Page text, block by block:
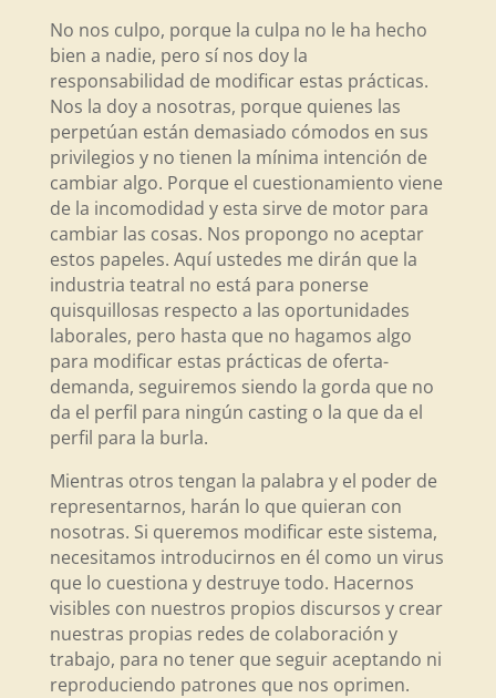
No nos culpo, porque la culpa no le ha hecho
bien a nadie, pero sí nos doy la
responsabilidad de modificar estas prácticas.
Nos la doy a nosotras, porque quienes las
perpetúan están demasiado cómodos en sus
privilegios y no tienen la mínima intención de
cambiar algo. Porque el cuestionamiento viene
de la incomodidad y esta sirve de motor para
cambiar las cosas. Nos propongo no aceptar
estos papeles. Aquí ustedes me dirán que la
industria teatral no está para ponerse
quisquillosas respecto a las oportunidades
laborales, pero hasta que no hagamos algo
para modificar estas prácticas de oferta-
demanda, seguiremos siendo la gorda que no
da el perfil para ningún casting o la que da el
perfil para la burla.
Mientras otros tengan la palabra y el poder de
representarnos, harán lo que quieran con
nosotras. Si queremos modificar este sistema,
necesitamos introducirnos en él como un virus
que lo cuestiona y destruye todo. Hacernos
visibles con nuestros propios discursos y crear
nuestras propias redes de colaboración y
trabajo, para no tener que seguir aceptando ni
reproduciendo patrones que nos oprimen.